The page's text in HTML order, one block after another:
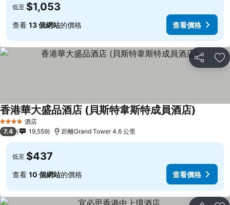
低至 $1,053
查看 13 個網站的價格 查看價格
分享 放
4 星級 酒店
香港華大盛品酒店 (貝斯特韋斯特成員酒店)
7.4 19,559 距離Grand Tower 4.6 公里
低至 $437
查看 10 個網站的價格 查看價格